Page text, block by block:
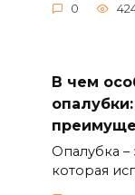
0
В чем
Опалубка –
которая